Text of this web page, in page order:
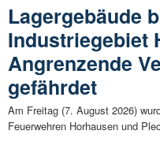
Lagergebäude
Industriegebiet
Angrenzende
gefährdet
Am Freitag (7. August 2026)
Feuerwehren Horhausen und